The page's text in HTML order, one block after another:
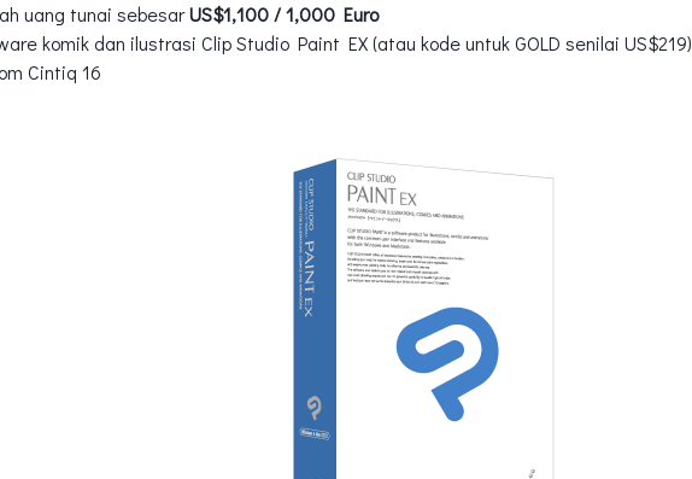
uang tunai sebesarUS$1,100 / 1,000 Euro
komik dan ilustrasi Clip Studio Paint EX (atau kode untuk GOLD senilai US$219)
Cintiq 16